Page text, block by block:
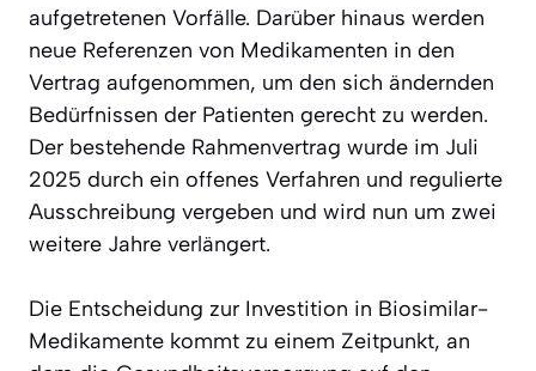
aufgetretenen Vorfälle. Darüber hinaus werden
neue Referenzen von Medikamenten in den
Vertrag aufgenommen, um den sich ändernden
Bedürfnissen der Patienten gerecht zu werden.
Der bestehende Rahmenvertrag wurde im Juli
2025 durch ein offenes Verfahren und regulierte
Ausschreibung vergeben und wird nun um zwei
weitere Jahre verlängert.
Die Entscheidung zur Investition in Biosimilar-
Medikamente kommt zu einem Zeitpunkt, an